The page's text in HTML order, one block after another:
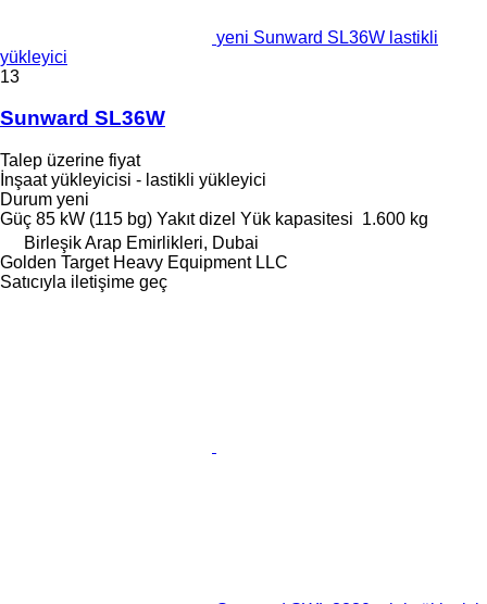
yeni Sunward SL36W lastikli
yükleyici
13
Sunward SL36W
Talep üzerine fiyat
İnşaat yükleyicisi - lastikli yükleyici
Durum yeni
Güç 85 kW (115 bg) Yakıt dizel Yük kapasitesi 1.600 kg
Birleşik Arap Emirlikleri, Dubai
Golden Target Heavy Equipment LLC
Satıcıyla iletişime geç